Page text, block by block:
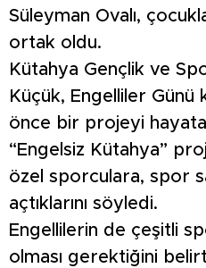
Süleyman Ovalı,
ortak oldu.
Kütahya Gençlik ve
Küçük, Engelliler Günü
önce bir projeyi
“Engelsiz Kütahya”
özel sporculara, spor
açtıklarını söyledi.
Engellilerin de çeşitli
olması gerektiğini